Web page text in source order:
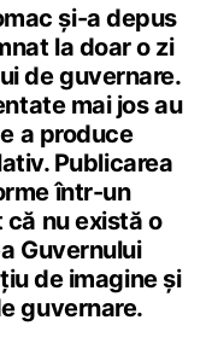
și-a depus
la doar o zi
de guvernare.
mai jos au
a produce
Publicarea
într-un
nu există o
Guvernului
de imagine și
guvernare.